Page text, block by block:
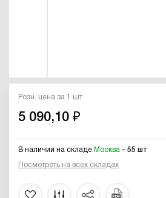
Розн. цена за 1 шт
5 090,10 ₽
В наличии на складе Москва – 55 шт
Посмотреть на всех складах